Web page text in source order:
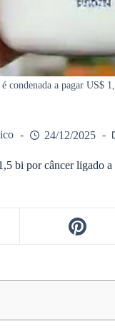
condenada a pagar US$
24/12/2025
bi por câncer ligado a